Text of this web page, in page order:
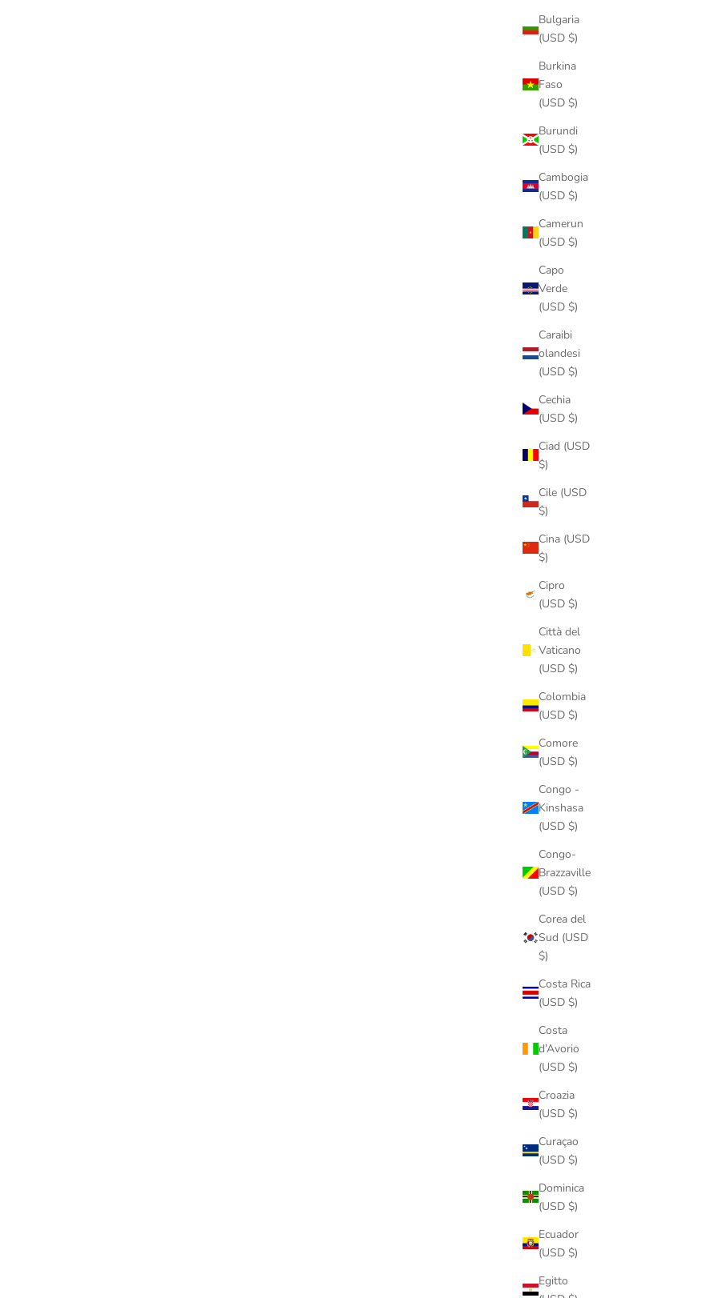
Bulgaria
(USD $)
Burkina
Faso
(USD $)
Burundi
(USD $)
Cambogia
(USD $)
Camerun
(USD $)
Capo
Verde
(USD $)
Caraibi
olandesi
(USD $)
Cechia
(USD $)
Ciad (USD
$)
Cile (USD
$)
Cina (USD
$)
Cipro
(USD $)
Città del
Vaticano
(USD $)
Colombia
(USD $)
Comore
(USD $)
Congo -
Kinshasa
(USD $)
Congo-
Brazzaville
(USD $)
Corea del
Sud (USD
$)
Costa Rica
(USD $)
Costa
d’Avorio
(USD $)
Croazia
(USD $)
Curaçao
(USD $)
Dominica
(USD $)
Ecuador
(USD $)
Egitto